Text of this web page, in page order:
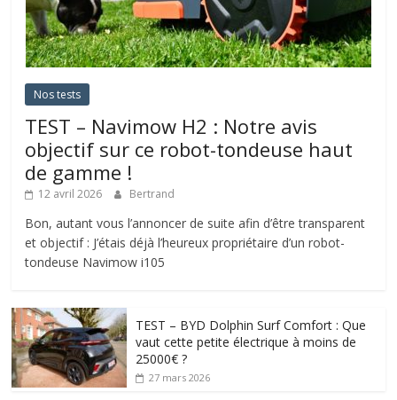
Nos tests
TEST – Navimow H2 : Notre avis
objectif sur ce robot-tondeuse haut
de gamme !
12 avril 2026 Bertrand
Bon, autant vous l’annoncer de suite afin d’être transparent
et objectif : J’étais déjà l’heureux propriétaire d’un robot-
tondeuse Navimow i105
TEST – BYD Dolphin Surf Comfort : Que
vaut cette petite électrique à moins de
25000€ ?
27 mars 2026